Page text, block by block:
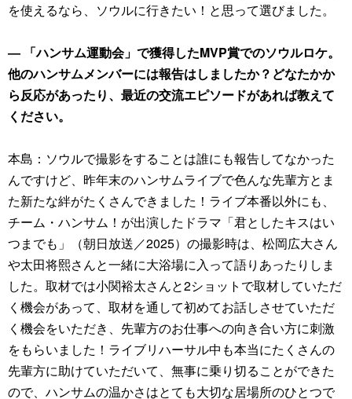
を使えるなら、ソウルに行きたい！と思って選びました。
― 「ハンサム運動会」で獲得したMVP賞でのソウルロケ。
他のハンサムメンバーには報告はしましたか？どなたかか
ら反応があったり、最近の交流エピソードがあれば教えて
ください。
本島：ソウルで撮影をすることは誰にも報告してなかった
んですけど、昨年末のハンサムライブで色んな先輩方とま
た新たな絆がたくさんできました！ライブ本番以外にも、
チーム・ハンサム！が出演したドラマ「君としたキスはい
つまでも」（朝日放送／2025）の撮影時は、松岡広大さん
や太田将熙さんと一緒に大浴場に入って語りあったりしま
した。取材では小関裕太さんと2ショットで取材していただ
く機会があって、取材を通して初めてお話しさせていただ
く機会をいただき、先輩方のお仕事への向き合い方に刺激
をもらいました！ライブリハーサル中も本当にたくさんの
先輩方に助けていただいて、無事に乗り切ることができた
ので、ハンサムの温かさはとても大切な居場所のひとつで